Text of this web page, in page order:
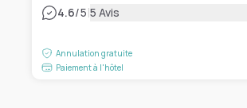
4.6/5|5 Avis
Annulation gratuite
Paiement à l'hôtel